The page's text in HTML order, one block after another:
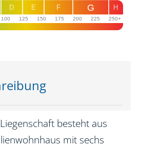
100 125 150 175 200 225 250+
H
F
E
D G
besteht aus
mit sechs